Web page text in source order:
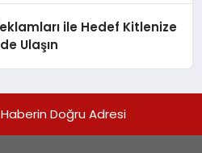
ile Hedef Kitlenize
Ulaşın
Doğru Adresi